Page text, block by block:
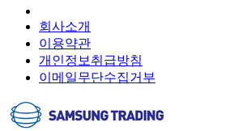
회사소개
이용약관
개인정보취급방침
이메일무단수집거부